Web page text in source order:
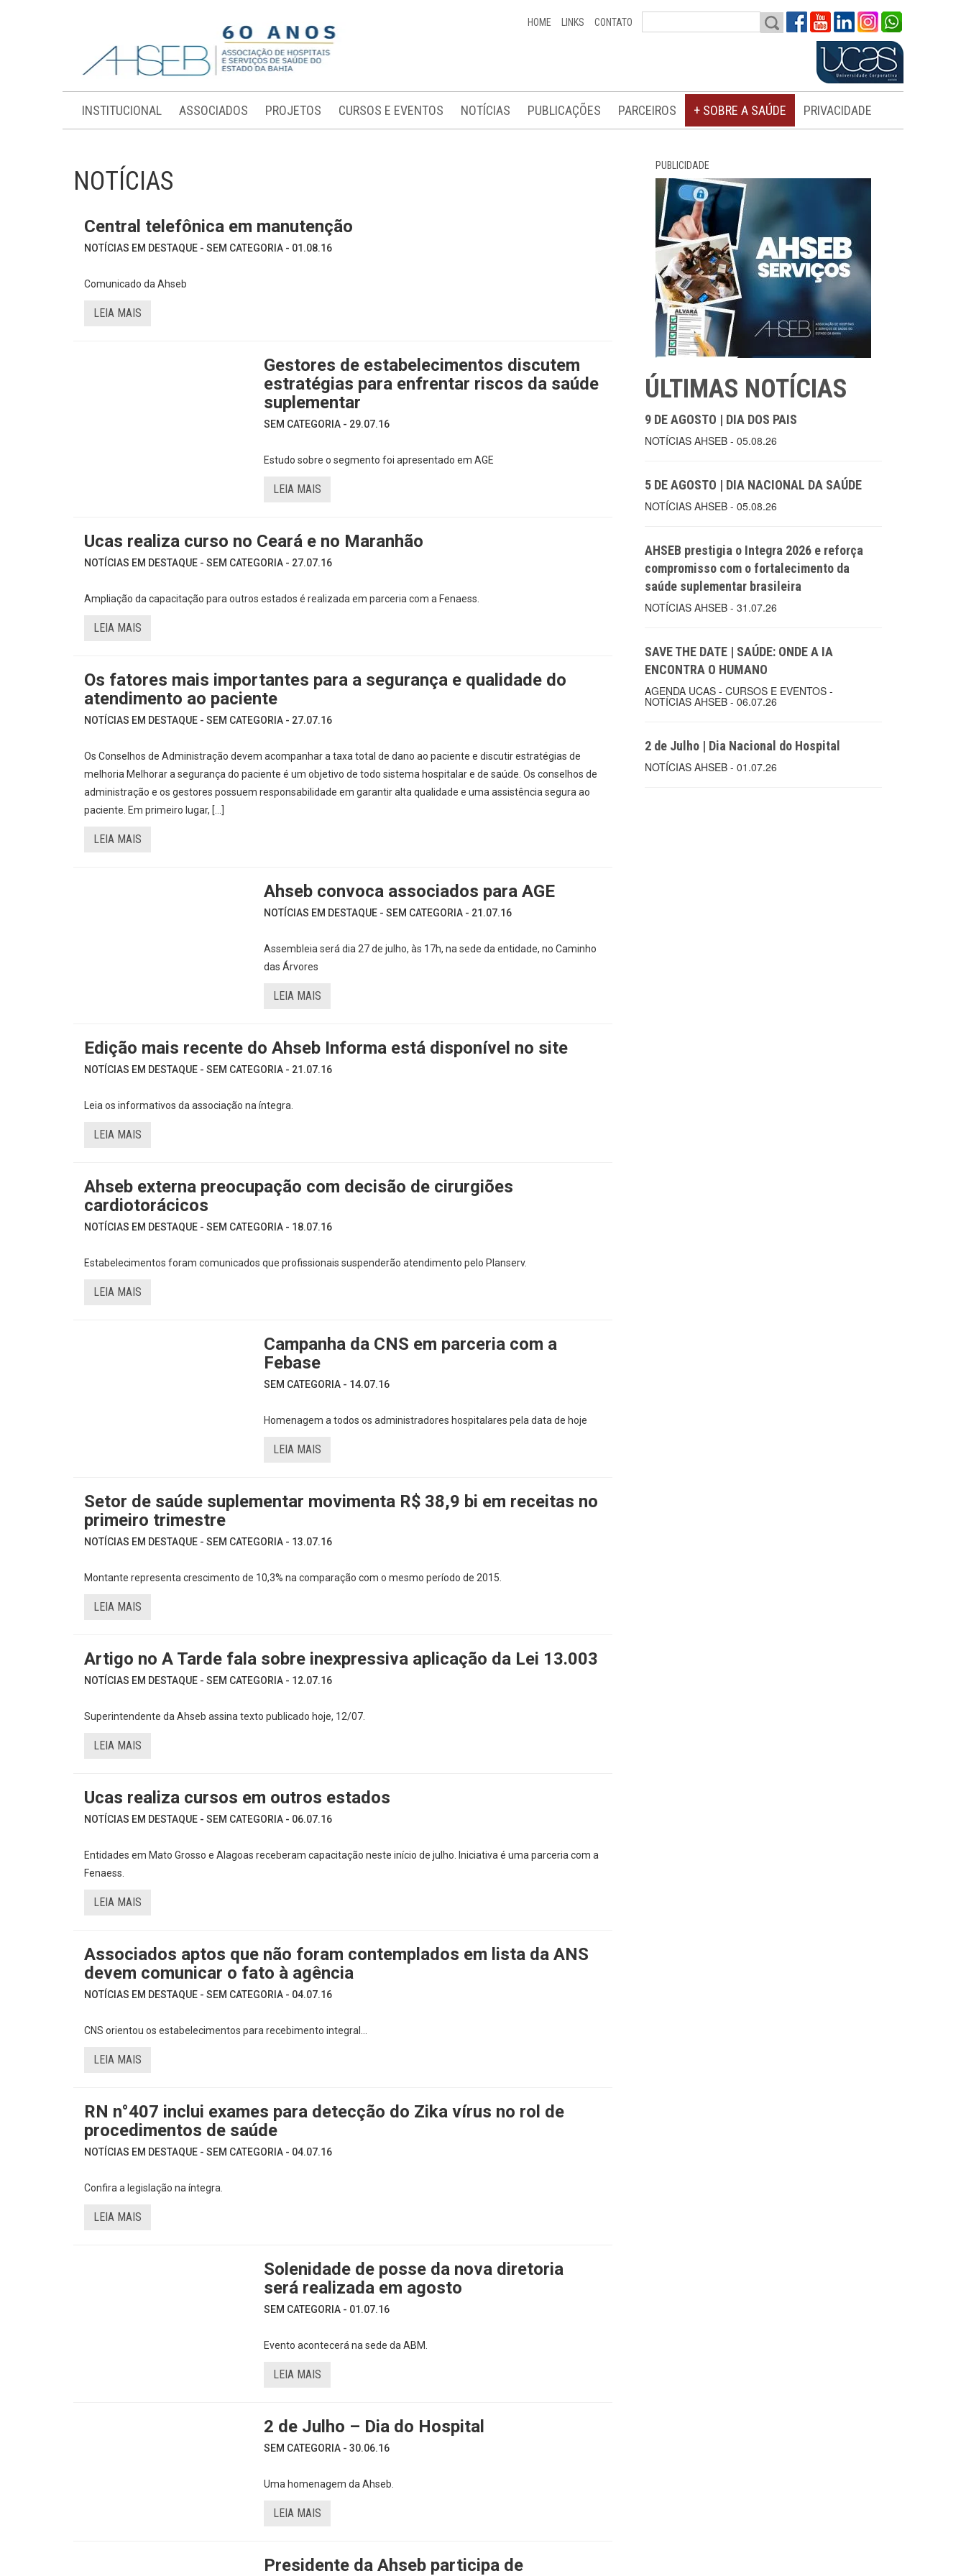
HOME LINKS CONTATO
INSTITUCIONAL ASSOCIADOS PROJETOS CURSOS E EVENTOS NOTÍCIAS PUBLICAÇÕES PARCEIROS + SOBRE A SAÚDE PRIVACIDADE
NOTÍCIAS
Central telefônica em manutenção
NOTÍCIAS EM DESTAQUE - SEM CATEGORIA - 01.08.16
Comunicado da Ahseb
LEIA MAIS
Gestores de estabelecimentos discutem
estratégias para enfrentar riscos da saúde
suplementar
SEM CATEGORIA - 29.07.16
Estudo sobre o segmento foi apresentado em AGE
LEIA MAIS
Ucas realiza curso no Ceará e no Maranhão
NOTÍCIAS EM DESTAQUE - SEM CATEGORIA - 27.07.16
Ampliação da capacitação para outros estados é realizada em parceria com a Fenaess.
LEIA MAIS
Os fatores mais importantes para a segurança e qualidade do
atendimento ao paciente
NOTÍCIAS EM DESTAQUE - SEM CATEGORIA - 27.07.16
Os Conselhos de Administração devem acompanhar a taxa total de dano ao paciente e discutir estratégias de
melhoria Melhorar a segurança do paciente é um objetivo de todo sistema hospitalar e de saúde. Os conselhos de
administração e os gestores possuem responsabilidade em garantir alta qualidade e uma assistência segura ao
paciente. Em primeiro lugar, […]
LEIA MAIS
Ahseb convoca associados para AGE
NOTÍCIAS EM DESTAQUE - SEM CATEGORIA - 21.07.16
Assembleia será dia 27 de julho, às 17h, na sede da entidade, no Caminho
das Árvores
LEIA MAIS
Edição mais recente do Ahseb Informa está disponível no site
NOTÍCIAS EM DESTAQUE - SEM CATEGORIA - 21.07.16
Leia os informativos da associação na íntegra.
LEIA MAIS
Ahseb externa preocupação com decisão de cirurgiões
cardiotorácicos
NOTÍCIAS EM DESTAQUE - SEM CATEGORIA - 18.07.16
Estabelecimentos foram comunicados que profissionais suspenderão atendimento pelo Planserv.
LEIA MAIS
Campanha da CNS em parceria com a
Febase
SEM CATEGORIA - 14.07.16
Homenagem a todos os administradores hospitalares pela data de hoje
LEIA MAIS
Setor de saúde suplementar movimenta R$ 38,9 bi em receitas no
primeiro trimestre
NOTÍCIAS EM DESTAQUE - SEM CATEGORIA - 13.07.16
Montante representa crescimento de 10,3% na comparação com o mesmo período de 2015.
LEIA MAIS
Artigo no A Tarde fala sobre inexpressiva aplicação da Lei 13.003
NOTÍCIAS EM DESTAQUE - SEM CATEGORIA - 12.07.16
Superintendente da Ahseb assina texto publicado hoje, 12/07.
LEIA MAIS
Ucas realiza cursos em outros estados
NOTÍCIAS EM DESTAQUE - SEM CATEGORIA - 06.07.16
Entidades em Mato Grosso e Alagoas receberam capacitação neste início de julho. Iniciativa é uma parceria com a
Fenaess.
LEIA MAIS
Associados aptos que não foram contemplados em lista da ANS
devem comunicar o fato à agência
NOTÍCIAS EM DESTAQUE - SEM CATEGORIA - 04.07.16
CNS orientou os estabelecimentos para recebimento integral…
LEIA MAIS
RN n°407 inclui exames para detecção do Zika vírus no rol de
procedimentos de saúde
NOTÍCIAS EM DESTAQUE - SEM CATEGORIA - 04.07.16
Confira a legislação na íntegra.
LEIA MAIS
Solenidade de posse da nova diretoria
será realizada em agosto
SEM CATEGORIA - 01.07.16
Evento acontecerá na sede da ABM.
LEIA MAIS
2 de Julho – Dia do Hospital
SEM CATEGORIA - 30.06.16
Uma homenagem da Ahseb.
LEIA MAIS
Presidente da Ahseb participa de
PUBLICIDADE
ÚLTIMAS NOTÍCIAS
9 DE AGOSTO | DIA DOS PAIS
NOTÍCIAS AHSEB - 05.08.26
5 DE AGOSTO | DIA NACIONAL DA SAÚDE
NOTÍCIAS AHSEB - 05.08.26
AHSEB prestigia o Integra 2026 e reforça
compromisso com o fortalecimento da
saúde suplementar brasileira
NOTÍCIAS AHSEB - 31.07.26
SAVE THE DATE | SAÚDE: ONDE A IA
ENCONTRA O HUMANO
AGENDA UCAS - CURSOS E EVENTOS -
NOTÍCIAS AHSEB - 06.07.26
2 de Julho | Dia Nacional do Hospital
NOTÍCIAS AHSEB - 01.07.26